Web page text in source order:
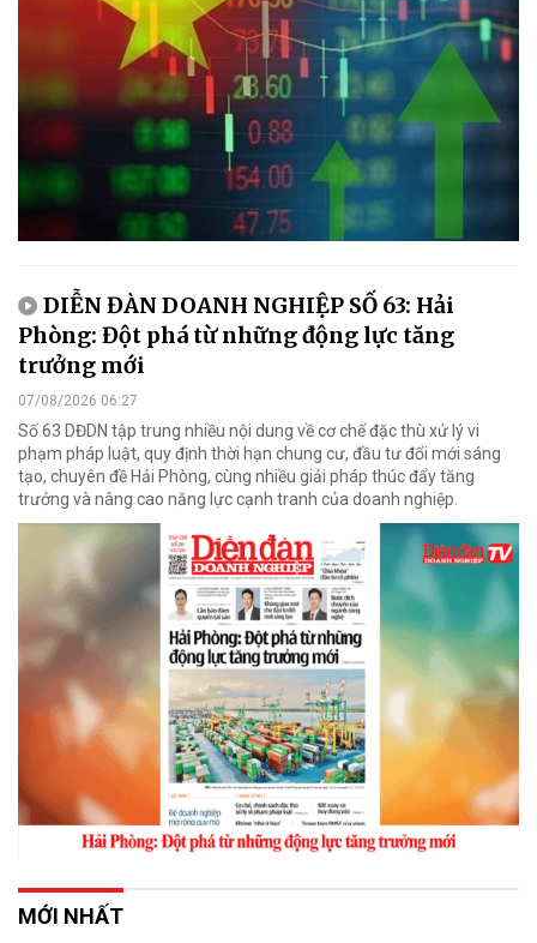
DIỄN ĐÀN DOANH NGHIỆP SỐ 63: Hải
Phòng: Đột phá từ những động lực tăng
trưởng mới
07/08/2026 06:27
Số 63 DĐDN tập trung nhiều nội dung về cơ chế đặc thù xử lý vi
phạm pháp luật, quy định thời hạn chung cư, đầu tư đổi mới sáng
tạo, chuyên đề Hải Phòng, cùng nhiều giải pháp thúc đẩy tăng
trưởng và nâng cao năng lực cạnh tranh của doanh nghiệp.
MỚI NHẤT